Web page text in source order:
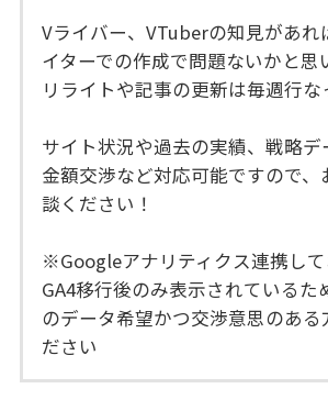
Vライバー、VTuberの知見があれ
イターでの作成で問題ないかと思
リライトや記事の更新は毎週行な
サイト状況や過去の実績、戦略デ
金額交渉など対応可能ですので、
談ください！
※Googleアナリティクス連携して
GA4移行後のみ表示されているた
のデータ希望かつ交渉意思のある
ださい